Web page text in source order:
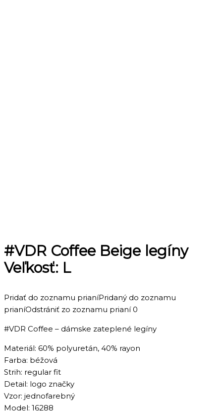
#VDR Coffee Beige legíny
Veľkosť: L
Pridať do zoznamu prianíPridaný do zoznamu
prianíOdstrániť zo zoznamu prianí 0
#VDR Coffee – dámske zateplené legíny
Materiál: 60% polyuretán, 40% rayon
Farba: béžová
Strih: regular fit
Detail: logo značky
Vzor: jednofarebný
Model: 16288